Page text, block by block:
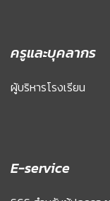
ครูและบุคลากร
ผู้บริหารโรงเรียน
E-service